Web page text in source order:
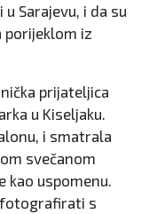
Sarajevu, i da su
porijeklom iz
prijateljica
u Kiseljaku.
i smatrala
svečanom
kao uspomenu.
fotografirati s